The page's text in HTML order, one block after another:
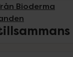
Bioderma